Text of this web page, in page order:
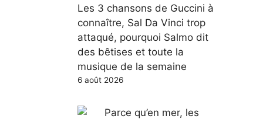
Les 3 chansons de Guccini à
connaître, Sal Da Vinci trop
attaqué, pourquoi Salmo dit
des bêtises et toute la
musique de la semaine
6 août 2026